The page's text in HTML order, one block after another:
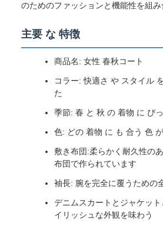
のためのファッションと機能性を組み
主要 な 特徴
商品名: 女性 春秋コート
コラー: 快適さ や スタイル
た
季節: 春 と 秋 の 着物 に ぴ
色: どの 着物 に も 合う 色
敷き布団:柔らかく耐久性の
布団で作られています
袖長: 腕を完全に覆うための
デニムスカートとジャケッ
イリッシュな外観を味わう